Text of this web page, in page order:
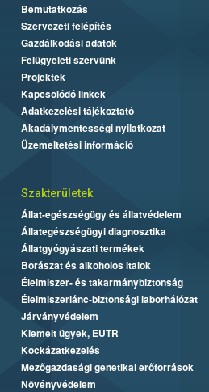
Bemutatkozás
Szervezeti felépítés
Gazdálkodási adatok
Felügyeleti szervünk
Projektek
Kapcsolódó linkek
Adatkezelési tájékoztató
Akadálymentességi nyilatkozat
Üzemeltetési információ
Szakterületek
Állat-egészségügy és állatvédelem
Állategészségügyi diagnosztika
Állatgyógyászati termékek
Borászat és alkoholos italok
Élelmiszer- és takarmánybiztonság
Élelmiszerlánc-biztonsági laborhálózat
Járványvédelem
Kiemelt ügyek, EUTR
Kockázatkezelés
Mezőgazdasági genetikai erőforrások
Növényvédelem